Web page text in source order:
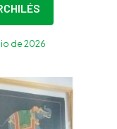
de 2026